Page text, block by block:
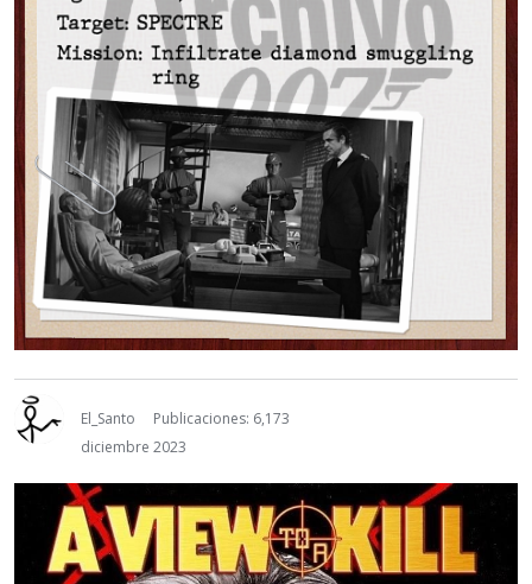
El_Santo
Publicaciones: 6,173
diciembre 2023